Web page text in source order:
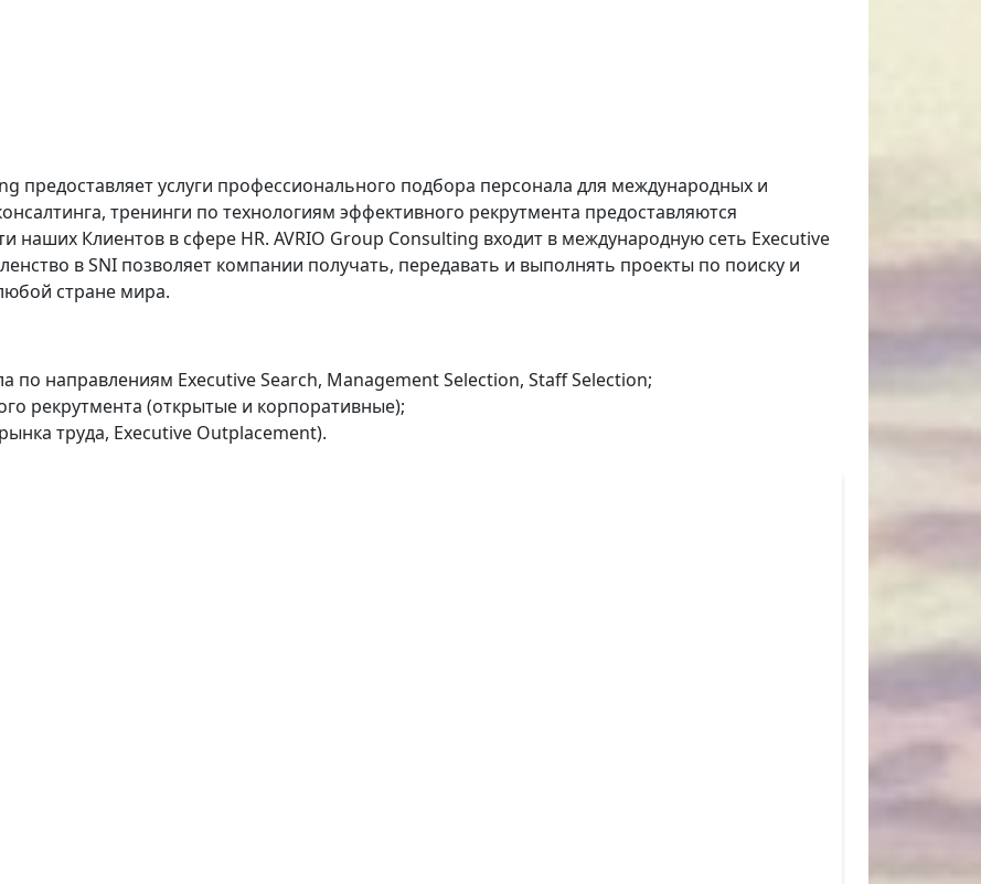
предоставляет услуги профессионального подбора персонала для международных и
тренинги по технологиям эффективного рекрутмента предоставляются
Клиентов в сфере HR. AVRIO Group Consulting входит в международную сеть Executive
в SNI позволяет компании получать, передавать и выполнять проекты по поиску и
стране мира.
направлениям Executive Search, Management Selection, Staff Selection;
рекрутмента (открытые и корпоративные);
труда, Executive Outplacement).